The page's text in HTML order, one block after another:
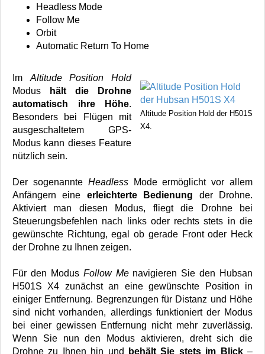
Headless Mode
Follow Me
Orbit
Automatic Return To Home
Altitude Position Hold der H501S
X4.
ImAltitude Position Hold
Modus
hält die Drohne
automatisch ihre Höhe.
Besonders bei Flügen mit
ausgeschaltetem GPS-
Modus kann dieses Feature
nützlich sein.
Der sogenannte HeadlessMode ermöglicht vor allem
Anfängern eine erleichterte Bedienung der Drohne.
Aktiviert man diesen Modus, fliegt die Drohne bei
Steuerungsbefehlen nach links oder rechts stets in die
gewünschte Richtung, egal ob gerade Front oder Heck
der Drohne zu Ihnen zeigen.
Für den Modus Follow Menavigieren Sie den Hubsan
H501S X4 zunächst an eine gewünschte Position in
einiger Entfernung. Begrenzungen für Distanz und Höhe
sind nicht vorhanden, allerdings funktioniert der Modus
bei einer gewissen Entfernung nicht mehr zuverlässig.
Wenn Sie nun den Modus aktivieren, dreht sich die
Drohne zu Ihnen hin und
behält Sie stets im Blick–